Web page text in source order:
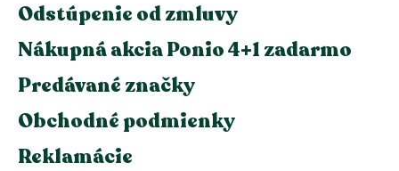
Odstúpenie od zmluvy
Nákupná akcia Ponio 4+1 zadarmo
Predávané značky
Obchodné podmienky
Reklamácie